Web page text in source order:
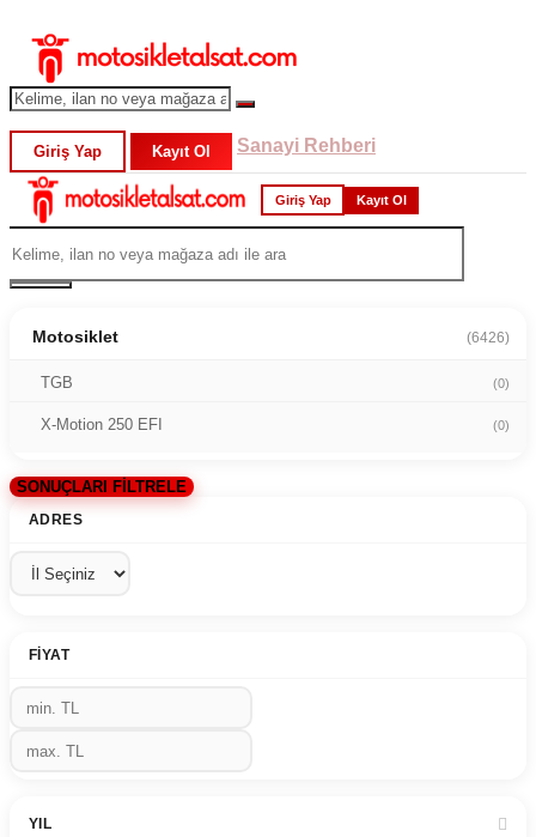
Giriş Yap Kayıt Ol Sanayi Rehberi
Giriş Yap Kayıt Ol
Motosiklet (6426)
TGB (0)
X-Motion 250 EFI (0)
SONUÇLARI FİLTRELE
ADRES
FIYAT
YIL